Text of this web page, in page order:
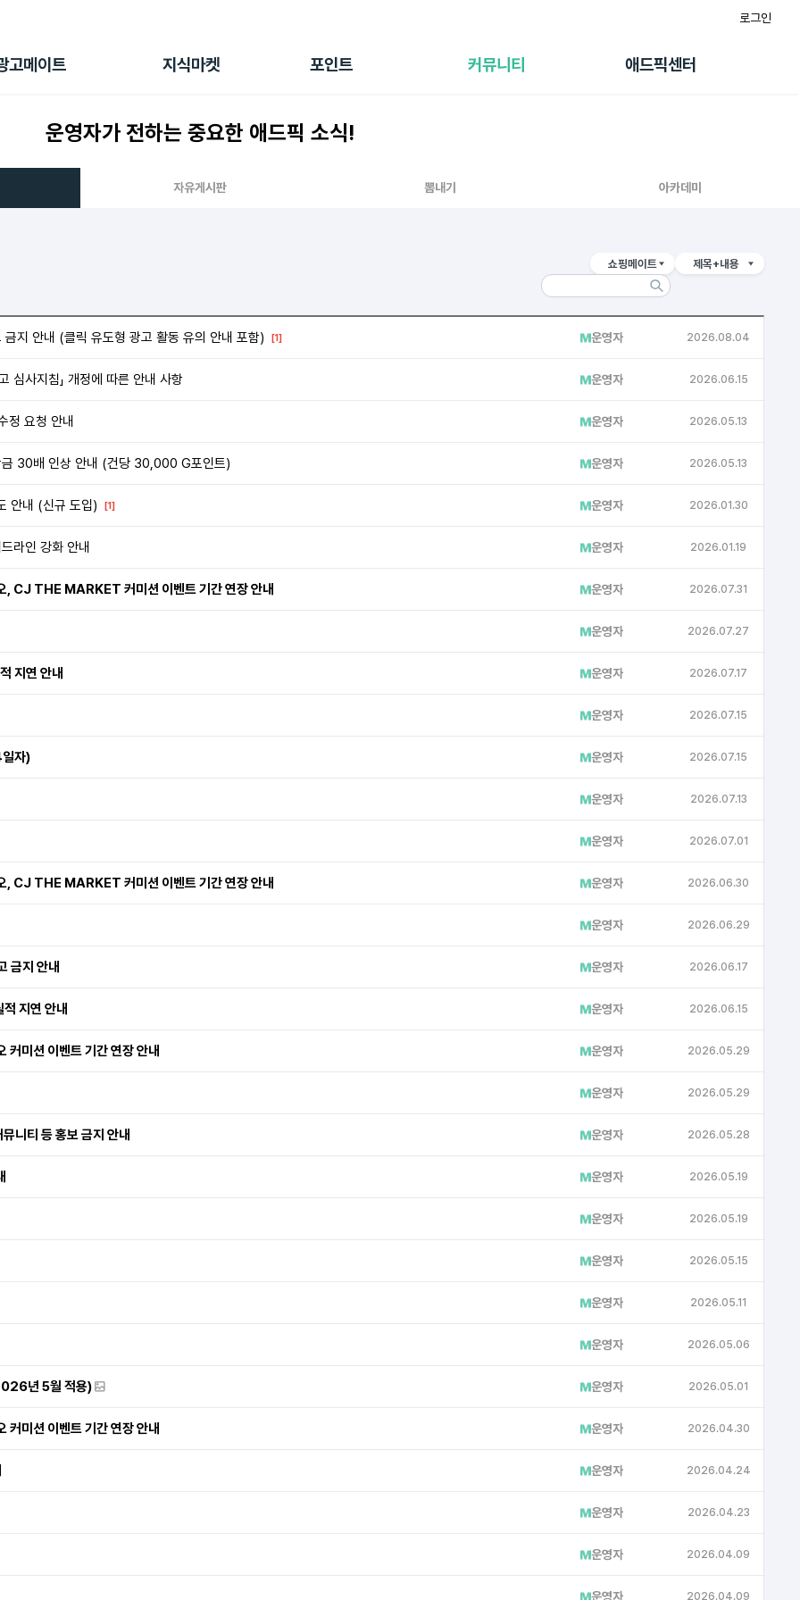
로그인
고메이트 지식마켓 포인트 커뮤니티 애드픽센터
고리포트
출석 룰렛
후원
랭킹
멤버십 센터
운영자가 전하는 중요한 애드픽 소식!
자유게시판 뽐내기 아카데미
쇼핑메이트 제목+내용
지 안내 (클릭 유도형 광고 활동 유의 안내 포함) [1] 운영자 2026.08.04
심사지침」 개정에 따른 안내 사항 운영자 2026.06.15
정 요청 안내 운영자 2026.05.13
30배 인상 안내 (건당 30,000 G포인트) 운영자 2026.05.13
안내 (신규 도입) [1] 운영자 2026.01.30
라인 강화 안내 운영자 2026.01.19
, CJ THE MARKET 커미션 이벤트 기간 연장 안내 운영자 NB2026.07.31
운영자 NB2026.07.27
지연 안내 운영자 NB2026.07.17
운영자 NB2026.07.15
자) 운영자 NB2026.07.15
운영자 NB2026.07.13
운영자 NB2026.07.01
, CJ THE MARKET 커미션 이벤트 기간 연장 안내 운영자 NB2026.06.30
운영자 NB2026.06.29
금지 안내 운영자 NB2026.06.17
지연 안내 운영자 NB2026.06.15
커미션 이벤트 기간 연장 안내 운영자 NB2026.05.29
운영자 NB2026.05.29
니티 등 홍보 금지 안내 운영자 NB2026.05.28
운영자 NB2026.05.19
운영자 NB2026.05.19
운영자 NB2026.05.15
운영자 NB2026.05.11
운영자 NB2026.05.06
년 5월 적용) 운영자 NB2026.05.01
커미션 이벤트 기간 연장 안내 운영자 NB2026.04.30
운영자 NB2026.04.24
운영자 NB2026.04.23
운영자 NB2026.04.09
운영자 NB2026.04.09